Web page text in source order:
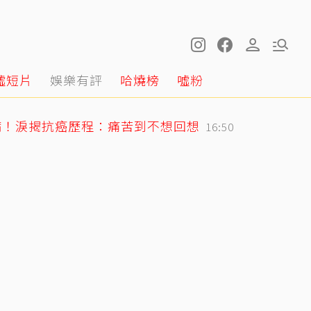
短片 娛樂有評 哈燒榜 噓粉
淚揭抗癌歷程：痛苦到不想回想 16:50